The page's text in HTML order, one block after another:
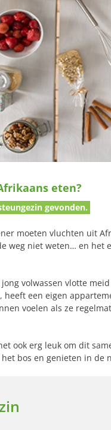
eten?
gevonden.
moeten vluchten uit
weg niet weten… en het
volwassen vlotte
heeft een eigen
voelen als ze
ook erg leuk om dit
bos en genieten in de